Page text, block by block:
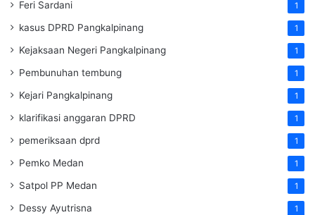
Feri Sardani 1
kasus DPRD Pangkalpinang 1
Kejaksaan Negeri Pangkalpinang 1
Pembunuhan tembung 1
Kejari Pangkalpinang 1
klarifikasi anggaran DPRD 1
pemeriksaan dprd 1
Pemko Medan 1
Satpol PP Medan 1
Dessy Ayutrisna 1